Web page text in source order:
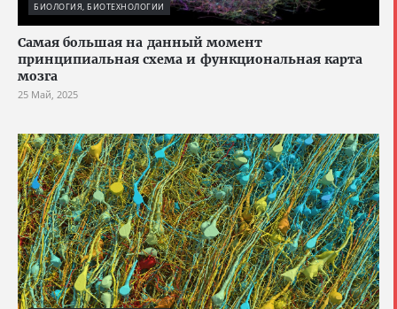
БИОЛОГИЯ, БИОТЕХНОЛОГИИ
Cамая большая на данный момент
принципиальная схема и функциональная карта
мозга
25 Май, 2025